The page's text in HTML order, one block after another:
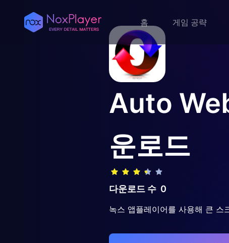
홈 게임 공략
Auto
운로드
다운로드 수 0
녹스 앱플레이어를 사용해 큰 스